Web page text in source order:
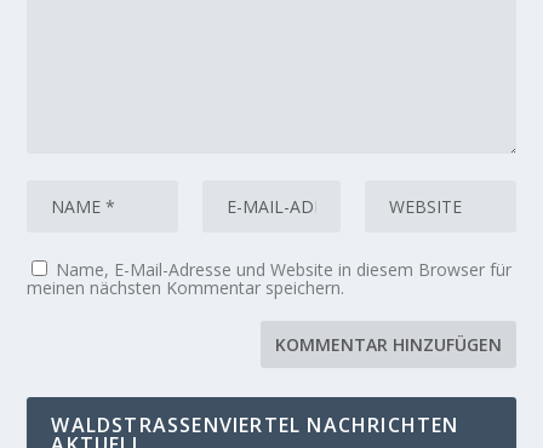
Name, E-Mail-Adresse und Website in diesem Browser für
meinen nächsten Kommentar speichern.
WALDSTRASSENVIERTEL NACHRICHTEN A